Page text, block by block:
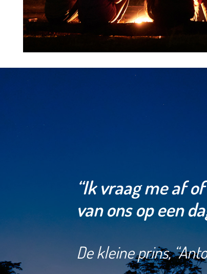
“Ik vraag me af
van ons op een
De kleine prins,